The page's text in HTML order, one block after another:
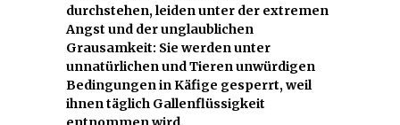
durchstehen, leiden unter der extremen
Angst und der unglaublichen
Grausamkeit: Sie werden unter
unnatürlichen und Tieren unwürdigen
Bedingungen in Käfige gesperrt, weil
ihnen täglich Gallenflüssigkeit